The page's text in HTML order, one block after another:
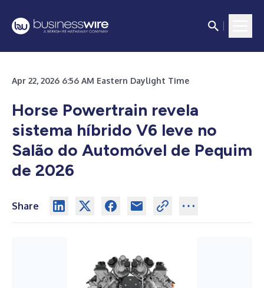
Apr 22, 2026 6:56 AM Eastern Daylight Time
Horse Powertrain revela
sistema híbrido V6 leve no
Salão do Automóvel de Pequim
de 2026
Share